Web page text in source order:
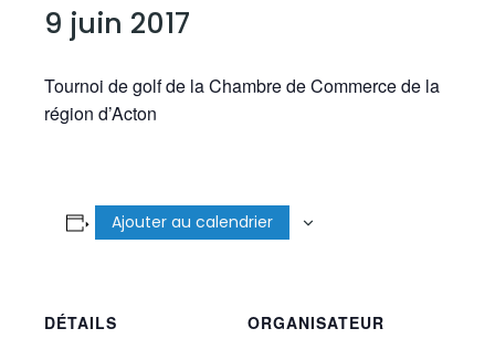
9 juin 2017
Tournoi de golf de la Chambre de Commerce de la
région d’Acton
Ajouter au calendrier
DÉTAILS
ORGANISATEUR